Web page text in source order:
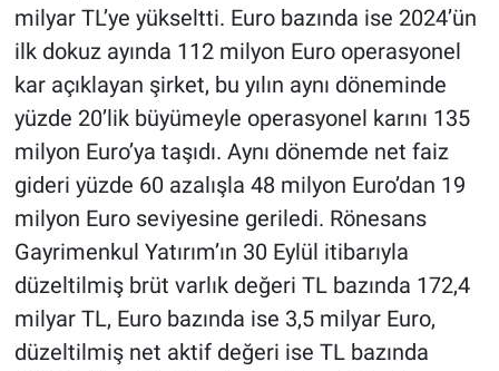
milyar TL’ye yükseltti. Euro bazında ise 2024’ün
ilk dokuz ayında 112 milyon Euro operasyonel
kar açıklayan şirket, bu yılın aynı döneminde
yüzde 20’lik büyümeyle operasyonel karını 135
milyon Euro’ya taşıdı. Aynı dönemde net faiz
gideri yüzde 60 azalışla 48 milyon Euro’dan 19
milyon Euro seviyesine geriledi. Rönesans
Gayrimenkul Yatırım’ın 30 Eylül itibarıyla
düzeltilmiş brüt varlık değeri TL bazında 172,4
milyar TL, Euro bazında ise 3,5 milyar Euro,
düzeltilmiş net aktif değeri ise TL bazında